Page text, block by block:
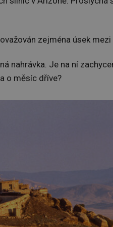
zejména úsek mezi
nahrávka. Je na ní
o měsíc dříve?